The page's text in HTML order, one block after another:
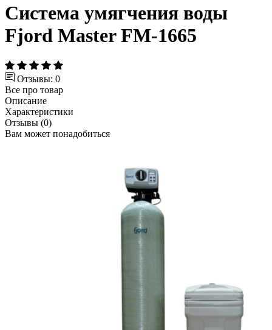
Система умягчения воды
Fjord Master FM-1665
Отзывы: 0
Все про товар
Описание
Характеристики
Отзывы (0)
Вам может понадобиться